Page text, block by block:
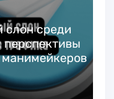
слон среди
перспективы